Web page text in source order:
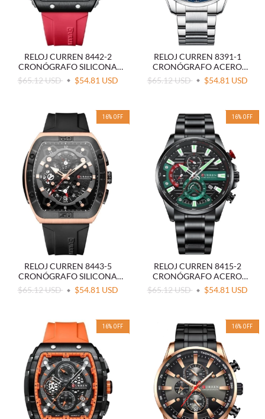
RELOJ CURREN 8442-2
CRONÓGRAFO SILICONA
ROJO
$65.12 USD $54.81 USD
RELOJ CURREN 8391-1
CRONÓGRAFO ACERO
BLANCO
$65.12 USD $54.81 USD
16% OFF
RELOJ CURREN 8443-5
CRONÓGRAFO SILICONA
NEGRO
$65.12 USD $54.81 USD
16% OFF
RELOJ CURREN 8415-2
CRONÓGRAFO ACERO
NEGRO
$65.12 USD $54.81 USD
16% OFF 16% OFF